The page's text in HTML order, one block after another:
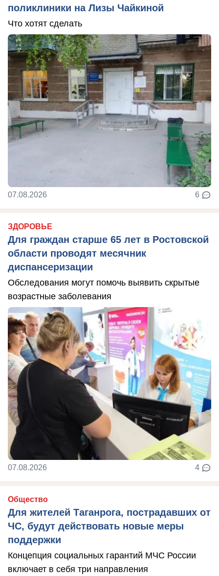
поликлиники на Лизы Чайкиной
Что хотят сделать
07.08.2026 6
ЗДОРОВЬЕ
Для граждан старше 65 лет в Ростовской
области проводят месячник
диспансеризации
Обследования могут помочь выявить скрытые
возрастные заболевания
07.08.2026 4
Общество
Для жителей Таганрога, пострадавших от
ЧС, будут действовать новые меры
поддержки
Концепция социальных гарантий МЧС России
включает в себя три направления